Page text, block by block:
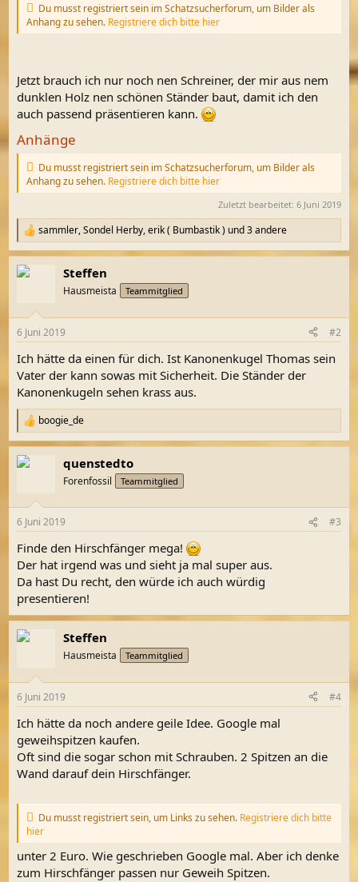
Du musst registriert sein im Schatzsucherforum, um Bilder als
Anhang zu sehen. Registriere dich bitte hier
Jetzt brauch ich nur noch nen Schreiner, der mir aus nem
dunklen Holz nen schönen Ständer baut, damit ich den
auch passend präsentieren kann.
Anhänge
Du musst registriert sein im Schatzsucherforum, um Bilder als
Anhang zu sehen. Registriere dich bitte hier
Zuletzt bearbeitet: 6 Juni 2019
R
e
a
k
e
:
sammler,Sondel Herby,erik ( Bumbastik ) und 3 andere
Steffen
Hausmeista Teammitglied
6 Juni 2019 #2
Ich hätte da einen für dich. Ist Kanonenkugel Thomas sein
Vater der kann sowas mit Sicherheit. Die Ständer der
Kanonenkugeln sehen krass aus.
R
e
a
k
e
:
boogie_de
quenstedto
Forenfossil Teammitglied
6 Juni 2019 #3
Finde den Hirschfänger mega!
Der hat irgend was und sieht ja mal super aus.
Da hast Du recht, den würde ich auch würdig
presentieren!
Steffen
Hausmeista Teammitglied
6 Juni 2019 #4
Ich hätte da noch andere geile Idee. Google mal
geweihspitzen kaufen.
Oft sind die sogar schon mit Schrauben. 2 Spitzen an die
Wand darauf dein Hirschfänger.
Du musst registriert sein, um Links zu sehen. Registriere dich bitte
hier
unter 2 Euro. Wie geschrieben Google mal. Aber ich denke
zum Hirschfänger passen nur Geweih Spitzen.